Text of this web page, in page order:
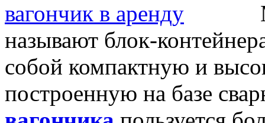
называют блок-
собой компактную и
построенную на базе